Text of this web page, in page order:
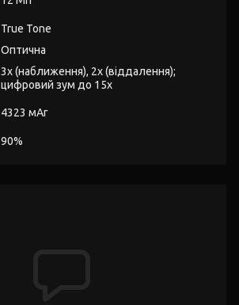
True Tone
Оптична
3x (наближення), 2x (віддалення);
цифровий зум до 15x
4323 мАг
90%